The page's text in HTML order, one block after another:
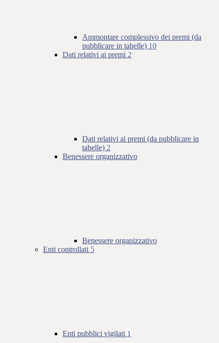
Ammontare complessivo dei premi (da
pubblicare in tabelle) 10
Dati relativi ai premi 2
Dati relativi ai premi (da pubblicare in
tabelle) 2
Benessere organizzativo
Benessere organizzativo
Enti controllati 5
Enti pubblici vigilati 1